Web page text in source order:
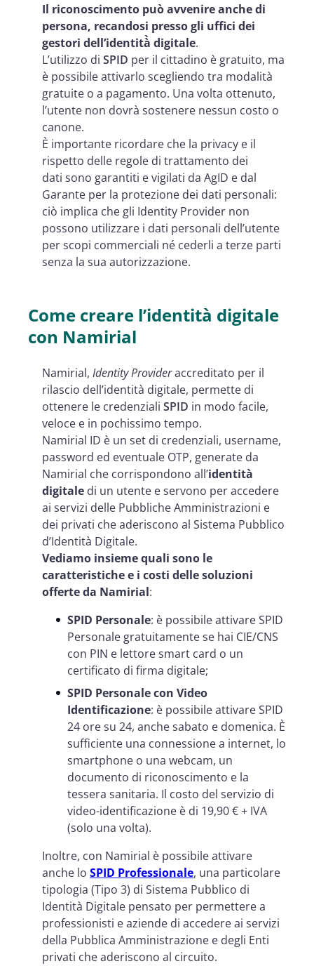
Il riconoscimento può avvenire anche di
persona, recandosi presso gli uffici dei
gestori dell’identità̀ digitale.
L’utilizzo di SPID per il cittadino è gratuito, ma
è possibile attivarlo scegliendo tra modalità
gratuite o a pagamento. Una volta ottenuto,
l’utente non dovrà sostenere nessun costo o
canone.
È importante ricordare che la privacy e il
rispetto delle regole di trattamento dei
dati sono garantiti e vigilati da AgID e dal
Garante per la protezione dei dati personali:
ciò implica che gli Identity Provider non
possono utilizzare i dati personali dell’utente
per scopi commerciali né cederli a terze parti
senza la sua autorizzazione.
Come creare l’identità digitale
con Namirial
Namirial, Identity Provideraccreditato per il
rilascio dell’identità digitale, permette di
ottenere le credenziali SPID in modo facile,
veloce e in pochissimo tempo.
Namirial ID è un set di credenziali, username,
password ed eventuale OTP, generate da
Namirial che corrispondono all’identità
digitale di un utente e servono per accedere
ai servizi delle Pubbliche Amministrazioni e
dei privati che aderiscono al Sistema Pubblico
d’Identità Digitale.
Vediamo insieme quali sono le
caratteristiche e i costi delle soluzioni
offerte da Namirial:
SPID Personale: è possibile attivare SPID
Personale gratuitamente se hai CIE/CNS
con PIN e lettore smart card o un
certificato di firma digitale;
SPID Personale con Video
Identificazione: è possibile attivare SPID
24 ore su 24, anche sabato e domenica. È
sufficiente una connessione a internet, lo
smartphone o una webcam, un
documento di riconoscimento e la
tessera sanitaria. Il costo del servizio di
video-identificazione è di 19,90 € + IVA
(solo una volta).
Inoltre, con Namirial è possibile attivare
anche lo SPID Professionale, una particolare
tipologia (Tipo 3) di Sistema Pubblico di
Identità Digitale pensato per permettere a
professionisti e aziende di accedere ai servizi
della Pubblica Amministrazione e degli Enti
privati che aderiscono al circuito.